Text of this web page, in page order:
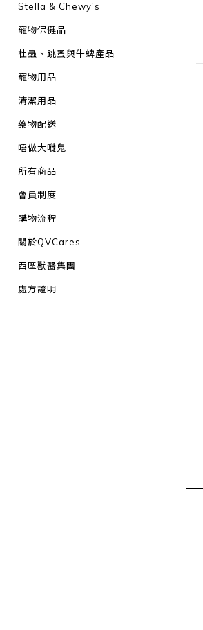
Stella & Chewy's
寵物保健品
杜蟲、跳蚤與牛蜱產品
寵物用品
清潔用品
藥物配送
唔做大嘥鬼
所有商品
會員制度
購物流程
關於QVCares
西區獸醫集團
處方證明